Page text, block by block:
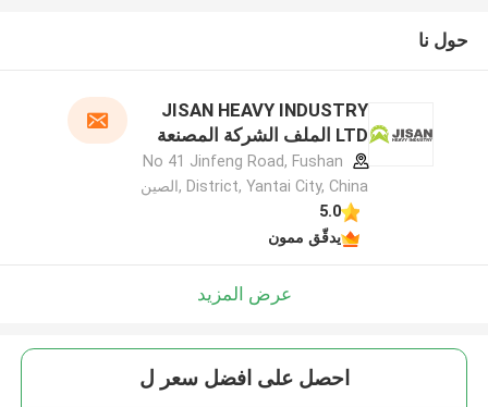
حول نا
JISAN HEAVY INDUSTRY
LTD الملف الشركة المصنعة
No 41 Jinfeng Road, Fushan
District, Yantai City, China ,الصين
5.0
يدقّق ممون
عرض المزيد
احصل على افضل سعر ل